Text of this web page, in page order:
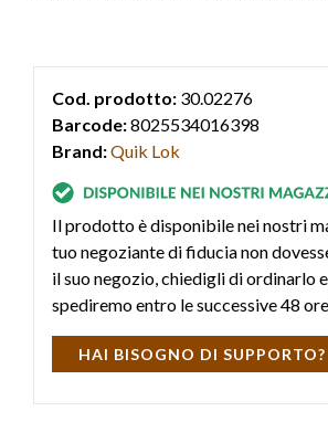
Cod. prodotto: 30.02276
Barcode:8025534016398
Brand:Quik Lok
Il prodotto è disponibile nei nostri
tuo negoziante di fiducia non
il suo negozio, chiedigli di ordinarlo
spediremo entro le successive 48
HAI BISOGNO DI SUPPORTO?